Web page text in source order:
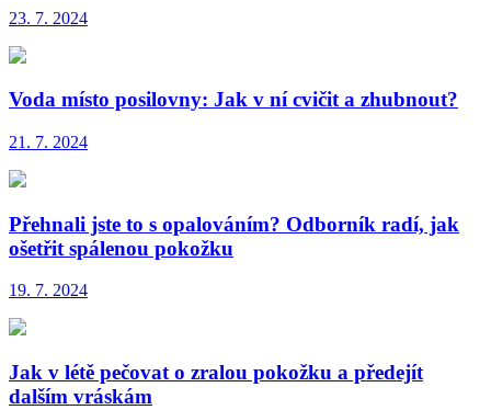
23. 7. 2024
Voda místo posilovny: Jak v ní cvičit a zhubnout?
21. 7. 2024
Přehnali jste to s opalováním? Odborník radí, jak
ošetřit spálenou pokožku
19. 7. 2024
Jak v létě pečovat o zralou pokožku a předejít
dalším vráskám